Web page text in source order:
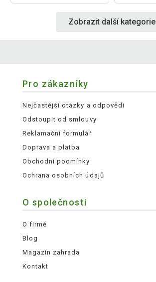
Zobrazit další kategorie
Pro zákazníky
Nejčastější otázky a odpovědi
Odstoupit od smlouvy
Reklamační formulář
Doprava a platba
Obchodní podmínky
Ochrana osobních údajů
O společnosti
O firmě
Blog
Magazín zahrada
Kontakt